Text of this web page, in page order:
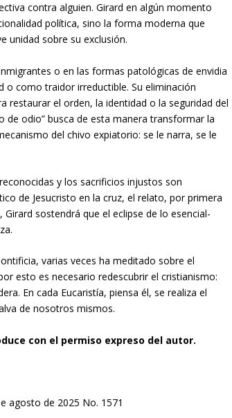
contra alguien. Girard en algún momento
política, sino la forma moderna que
unidad sobre su exclusión.
o en las formas patológicas de envidia
como traidor irreductible. Su eliminación
restaurar el orden, la identidad o la seguridad del
de odio” busca de esta manera transformar la
del chivo expiatorio: se le narra, se le
y los sacrificios injustos son
de Jesucristo en la cruz, el relato, por primera
sostendrá que el eclipse de lo esencial-
varias veces ha meditado sobre el
esto es necesario redescubrir el cristianismo:
En cada Eucaristía, piensa él, se realiza el
de nosotros mismos.
con el permiso expreso del autor.
agosto de 2025 No. 1571